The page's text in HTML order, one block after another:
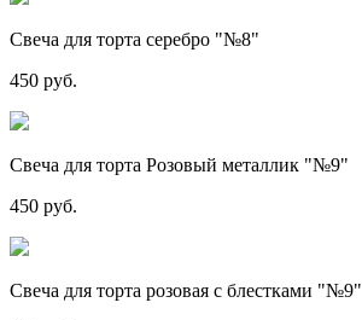
Свеча для торта серебро "№8"
450 руб.
Свеча для торта Розовый металлик "№9"
450 руб.
Свеча для торта розовая с блестками "№9"